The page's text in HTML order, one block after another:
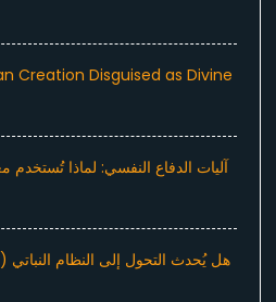
Creation Disguised as Divine
آليات الدفاع النفسي: لماذا
هل يُحدث التحول إلى النظام